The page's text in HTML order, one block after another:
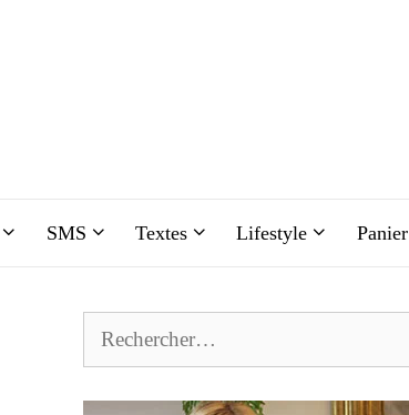
SMS Textes Lifestyle Panier